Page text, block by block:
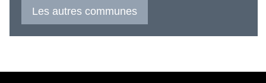
Les autres communes